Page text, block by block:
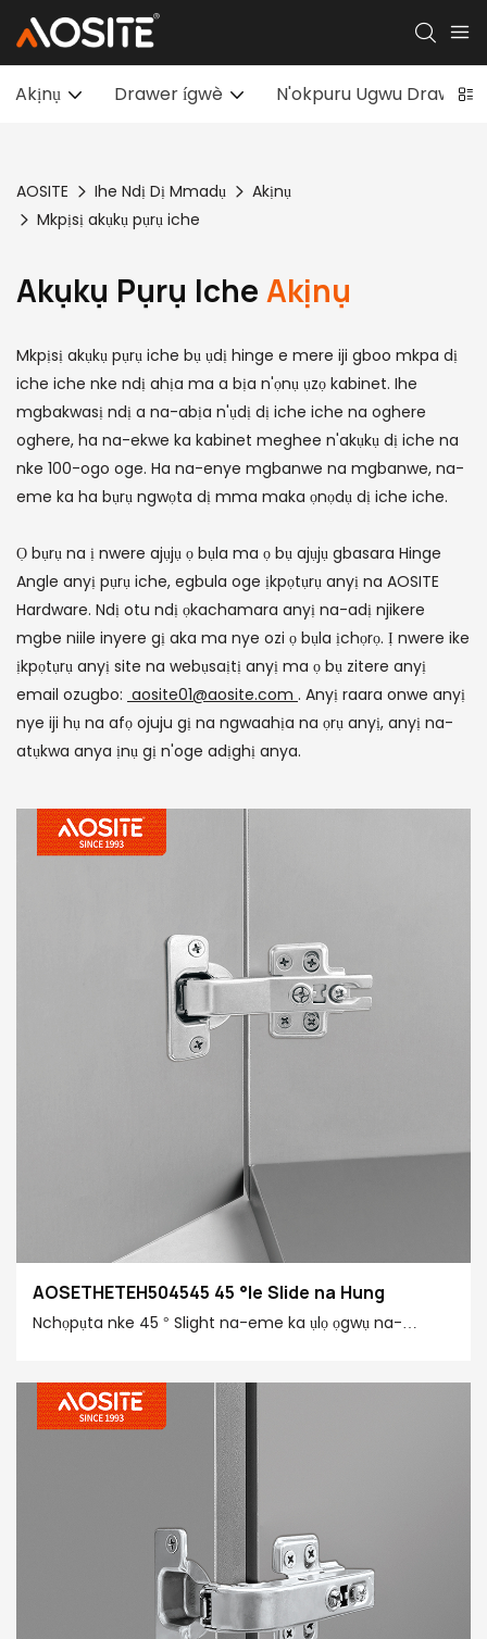
Akịnụ Drawer ígwè N'okpuru Ugwu Drawer
AOSITE Ihe Ndị Dị Mmadụ
Akịnụ
Mkpịsị akụkụ pụrụ iche
Akụkụ Pụrụ Iche Akịnụ
Mkpịsị akụkụ pụrụ iche bụ ụdị hinge e mere iji gboo mkpa dị
iche iche nke ndị ahịa ma a bịa n'ọnụ ụzọ kabinet. Ihe
mgbakwasị ndị a na-abịa n'ụdị dị iche iche na oghere
oghere, ha na-ekwe ka kabinet meghee n'akụkụ dị iche na
nke 100-ogo oge. Ha na-enye mgbanwe na mgbanwe, na-
eme ka ha bụrụ ngwọta dị mma maka ọnọdụ dị iche iche.
Ọ bụrụ na ị nwere ajụjụ ọ bụla ma ọ bụ ajụjụ gbasara Hinge
Angle anyị pụrụ iche, egbula oge ịkpọtụrụ anyị na AOSITE
Hardware. Ndị otu ndị ọkachamara anyị na-adị njikere
mgbe niile inyere gị aka ma nye ozi ọ bụla ịchọrọ. Ị nwere ike
ịkpọtụrụ anyị site na webụsaịtị anyị ma ọ bụ zitere anyị
email ozugbo: aosite01@aosite.com . Anyị raara onwe anyị
nye iji hụ na afọ ojuju gị na ngwaahịa na ọrụ anyị, anyị na-
atụkwa anya ịnụ gị n'oge adịghị anya.
AOSETHETEH504545 45 °le Slide na Hung
Nchọpụta nke 45 ° Slight na-eme ka ụlọ ọgwụ na-
mkpuchi mkpuchi na-adabere ogologo oge. Họrọ ebe a
na-eme ka ọrụ ụlọ ọgwụ na-eme ka ọ dị nro